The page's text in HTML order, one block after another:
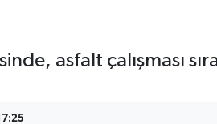
asfalt çalışması